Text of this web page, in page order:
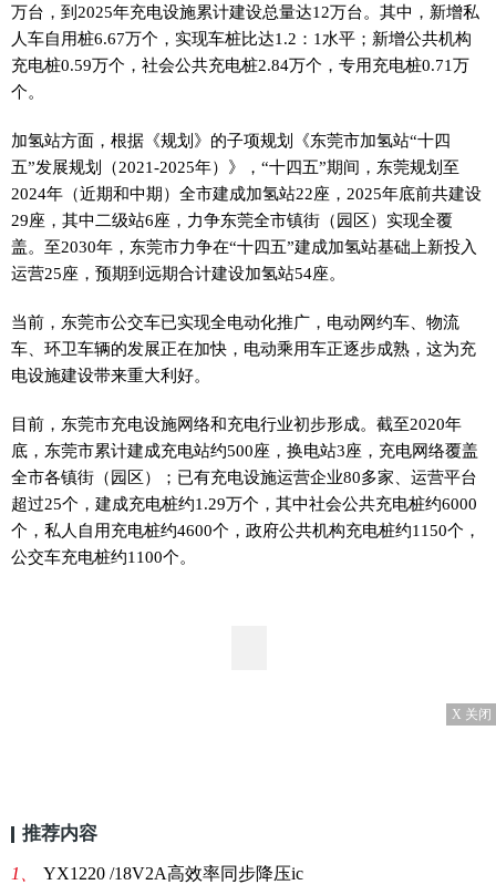
万台，到2025年充电设施累计建设总量达12万台。其中，新增私
人车自用桩6.67万个，实现车桩比达1.2：1水平；新增公共机构
充电桩0.59万个，社会公共充电桩2.84万个，专用充电桩0.71万
个。
加氢站方面，根据《规划》的子项规划《东莞市加氢站“十四
五”发展规划（2021-2025年）》，“十四五”期间，东莞规划至
2024年（近期和中期）全市建成加氢站22座，2025年底前共建设
29座，其中二级站6座，力争东莞全市镇街（园区）实现全覆
盖。至2030年，东莞市力争在“十四五”建成加氢站基础上新投入
运营25座，预期到远期合计建设加氢站54座。
当前，东莞市公交车已实现全电动化推广，电动网约车、物流
车、环卫车辆的发展正在加快，电动乘用车正逐步成熟，这为充
电设施建设带来重大利好。
目前，东莞市充电设施网络和充电行业初步形成。截至2020年
底，东莞市累计建成充电站约500座，换电站3座，充电网络覆盖
全市各镇街（园区）；已有充电设施运营企业80多家、运营平台
超过25个，建成充电桩约1.29万个，其中社会公共充电桩约6000
个，私人自用充电桩约4600个，政府公共机构充电桩约1150个，
公交车充电桩约1100个。
X 关闭
推荐内容
1、 YX1220 /18V2A高效率同步降压ic